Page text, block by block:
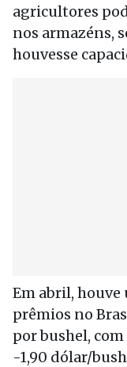
agricultores
nos armazéns,
houvesse
Em abril, houve
prêmios no
por bushel,
-1,90 dólar/